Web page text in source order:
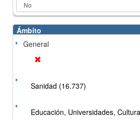
Ámbito
General
Sanidad (16.737)
Educación, Universidades,